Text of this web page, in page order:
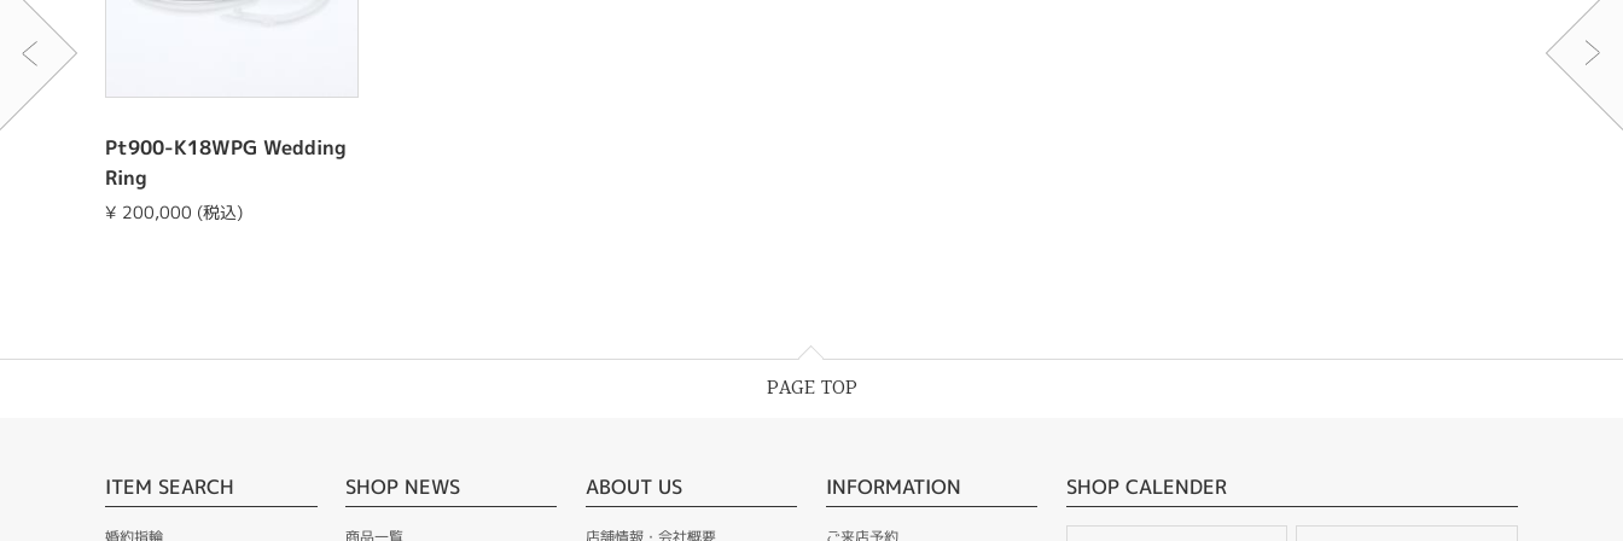
Pt900-K18WPG Wedding
Ring
¥ 200,000 (税込)
PAGE TOP
ITEM SEARCH SHOP NEWS ABOUT US INFORMATION SHOP CALENDER